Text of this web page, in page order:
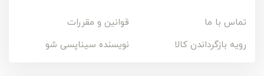
تماس با ما
قوانین و مقررات
رویه بازگرداندن کالا
نویسنده سیناپسی شو